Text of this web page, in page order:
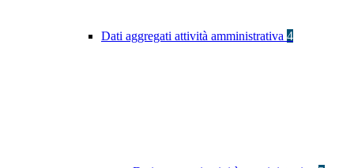
Dati aggregati attività amministrativa 4